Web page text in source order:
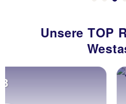
Unsere TOP
JORDANIEN